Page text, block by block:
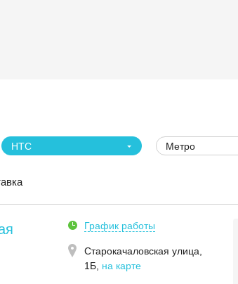
HTC Метро
График работы
Старокачаловская улица,
1Б на карте